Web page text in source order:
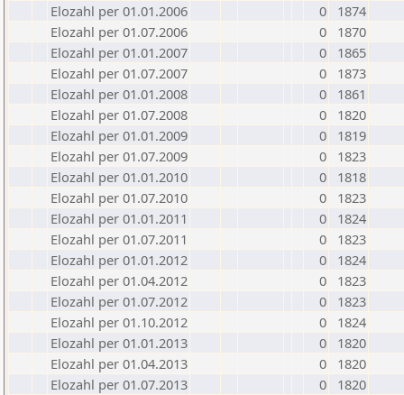
Elozahl per 01.01.2006
0
1874
Elozahl per 01.07.2006
0
1870
Elozahl per 01.01.2007
0
1865
Elozahl per 01.07.2007
0
1873
Elozahl per 01.01.2008
0
1861
Elozahl per 01.07.2008
0
1820
Elozahl per 01.01.2009
0
1819
Elozahl per 01.07.2009
0
1823
Elozahl per 01.01.2010
0
1818
Elozahl per 01.07.2010
0
1823
Elozahl per 01.01.2011
0
1824
Elozahl per 01.07.2011
0
1823
Elozahl per 01.01.2012
0
1824
Elozahl per 01.04.2012
0
1823
Elozahl per 01.07.2012
0
1823
Elozahl per 01.10.2012
0
1824
Elozahl per 01.01.2013
0
1820
Elozahl per 01.04.2013
0
1820
Elozahl per 01.07.2013
0
1820